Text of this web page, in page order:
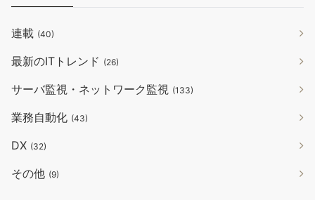
連載 (40)
最新のITトレンド (26)
サーバ監視・ネットワーク監視 (133)
業務自動化 (43)
DX (32)
その他 (9)